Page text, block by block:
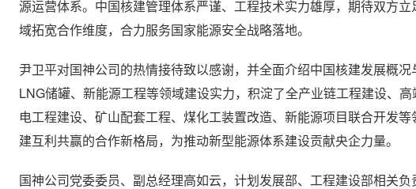
源运营体系。中国核建管理体系严谨、工程技术实力雄厚，期待双方
域拓宽合作维度，合力服务国家能源安全战略落地。
尹卫平对国神公司的热情接待致以感谢，并全面介绍中国核建发展概
LNG储罐、新能源工程等领域建设实力，积淀了全产业链工程建设、
电工程建设、矿山配套工程、煤化工装置改造、新能源项目联合开发
建互利共赢的合作新格局，为推动新型能源体系建设贡献央企力量。
国神公司党委委员、副总经理高如云，计划发展部、工程建设部相关